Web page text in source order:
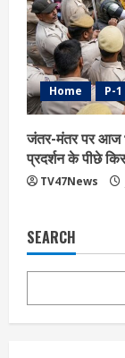
Home P-1
जंतर-मंतर पर आज
प्रदर्शन के पीछे
TV47News
SEARCH